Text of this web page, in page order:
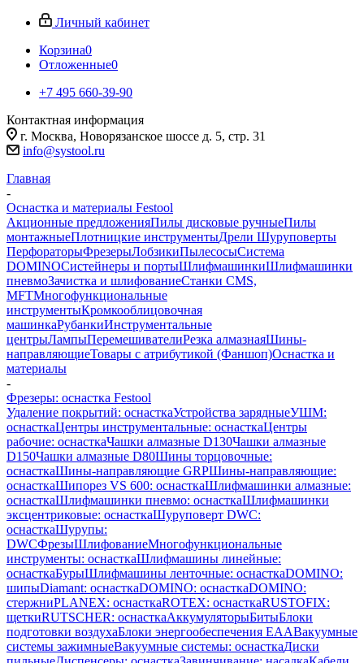
Личный кабинет
Корзина0
Отложенные0
+7 495 660-39-90
Контактная информация
г. Москва, Новорязанское шоссе д. 5, стр. 31
info@systool.ru
Главная
-
Оснастка и материалы Festool
Акционные предложенияПилы дисковые ручныеПилы
монтажныеПлотницкие инструментыДрели Шуруповерты
ПерфораторыФрезерыЛобзикиПылесосыСистема
DOMINOСистейнеры и портыШлифмашинкиШлифмашинки
пневмоЗачистка и шлифованиеСтанки CMS,
MFTМногофункциональные
инструментыКромкооблицовочная
машинкаРубанкиИнструментальные
центрыЛампыПеремешивателиРезка алмазнаяШины-
направляющиеТовары с атрибутикой (Фаншоп)Оснастка и
материалы
-
Фрезеры: оснастка Festool
Удаление покрытий: оснасткаУстройства зарядныеУШМ:
оснасткаЦентры инструментальные: оснасткаЦентры
рабочие: оснасткаЧашки алмазные D130Чашки алмазные
D150Чашки алмазные D80Шины торцовочные:
оснасткаШины-направляющие GRPШины-направляющие:
оснасткаШипорез VS 600: оснасткаШлифмашинки алмазные:
оснасткаШлифмашинки пневмо: оснасткаШлифмашинки
эксцентриковые: оснасткаШуруповерт DWC:
оснасткаШурупы:
DWCФрезыШлифованиеМногофункциональные
инструменты: оснасткаШлифмашины линейные:
оснасткаБурыШлифмашины ленточные: оснасткаDOMINO:
шипыDiamant: оснасткаDOMINO: оснасткаDOMINO:
стержниPLANEX: оснасткаROTEX: оснасткаRUSTOFIX:
щеткиRUTSCHER: оснасткаАккумуляторыБитыБлоки
подготовки воздухаБлоки энергообеспечения EAAВакуумные
системы зажимныеВакуумные системы: оснасткаДиски